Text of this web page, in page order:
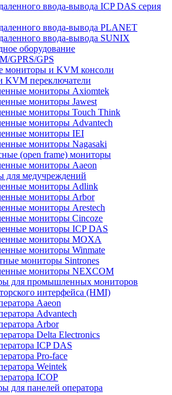
ввода-вывода ICP DAS серия
ввода-вывода PLANET
ввода-вывода SUNIX
оборудование
GPRS/GPS
и KVM консоли
KVM переключатели
мониторы Axiomtek
мониторы Jawest
мониторы Touch Think
мониторы Advantech
мониторы IEI
мониторы Nagasaki
(open frame) мониторы
мониторы Aaeon
для медучреждений
мониторы Adlink
мониторы Arbor
мониторы Arestech
мониторы Cincoze
мониторы ICP DAS
мониторы MOXA
мониторы Winmate
мониторы Sintrones
мониторы NEXCOM
для промышленных мониторов
интерфейса (HMI)
Aaeon
Advantech
Arbor
Delta Electronics
ICP DAS
Pro-face
Weintek
ICOP
для панелей оператора